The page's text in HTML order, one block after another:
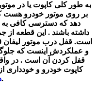
به طور کلی کاپوت یا در
بر روی موتور خودرو هست
دهد که دسترسی کافی به
داشته باشند . این قطعه از
است. قفل درب موتور لیفان 620
و عملکردش اینست که
قفل کردن آن است . در
کاپوت خودرو و خودداری
استفاده می ‌کند.